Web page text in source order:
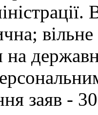
на
заяв -